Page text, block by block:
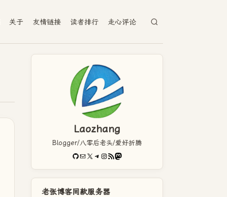
关于 友情链接 读者排行 走心评论
Laozhang
Blogger/八零后老头/爱好折腾
GitHub
电子邮件X Telegram
Instagram
RSS FeedMastodon
老张博客同款服务器